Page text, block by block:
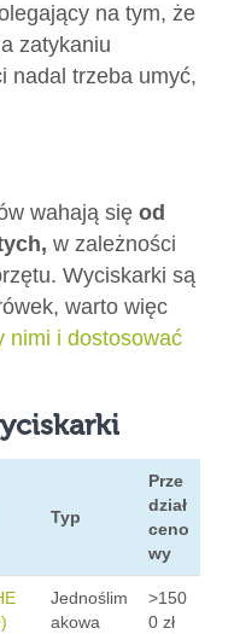
na tym, że
zatykaniu
nadal trzeba umyć,
wahają się od
w zależności
Wyciskarki są
warto więc
nimi i dostosować
Typ
Prze
dział
ceno
wy
Jednoślim
akowa
>150
0 zł